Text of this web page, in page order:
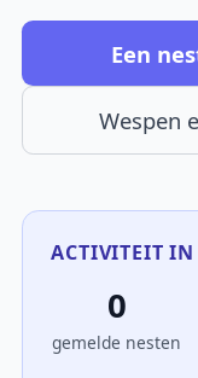
Een
Wespen
ACTIVITEIT
0
gemelde nesten